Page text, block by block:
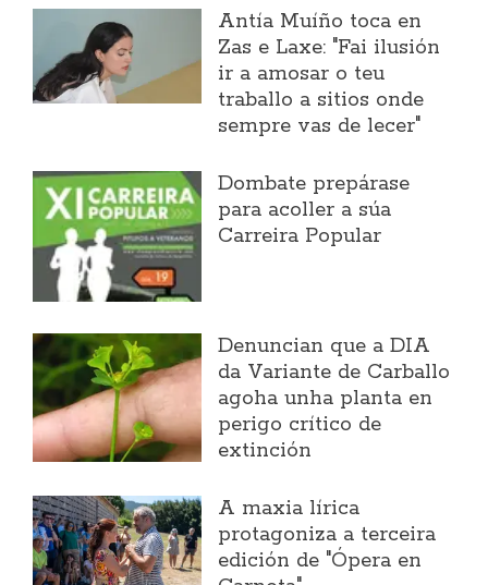
Antía Muíño toca en
Zas e Laxe: "Fai ilusión
ir a amosar o teu
traballo a sitios onde
sempre vas de lecer"
Dombate prepárase
para acoller a súa
Carreira Popular
Denuncian que a DIA
da Variante de Carballo
agoha unha planta en
perigo crítico de
extinción
A maxia lírica
protagoniza a terceira
edición de "Ópera en